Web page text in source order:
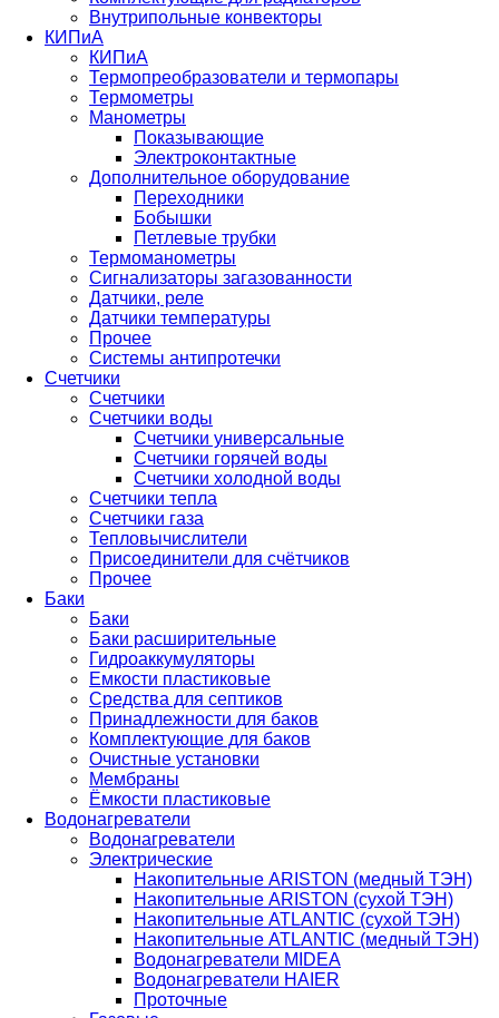
Внутрипольные конвекторы
КИПиА
КИПиА
Термопреобразователи и термопары
Термометры
Манометры
Показывающие
Электроконтактные
Дополнительное оборудование
Переходники
Бобышки
Петлевые трубки
Термоманометры
Сигнализаторы загазованности
Датчики, реле
Датчики температуры
Прочее
Системы антипротечки
Счетчики
Счетчики
Счетчики воды
Счетчики универсальные
Счетчики горячей воды
Счетчики холодной воды
Счетчики тепла
Счетчики газа
Тепловычислители
Присоединители для счётчиков
Прочее
Баки
Баки
Баки расширительные
Гидроаккумуляторы
Емкости пластиковые
Средства для септиков
Принадлежности для баков
Комплектующие для баков
Очистные установки
Мембраны
Ёмкости пластиковые
Водонагреватели
Водонагреватели
Электрические
Накопительные ARISTON (медный ТЭН)
Накопительные ARISTON (сухой ТЭН)
Накопительные ATLANTIC (сухой ТЭН)
Накопительные ATLANTIC (медный ТЭН)
Водонагреватели MIDEA
Водонагреватели HAIER
Проточные